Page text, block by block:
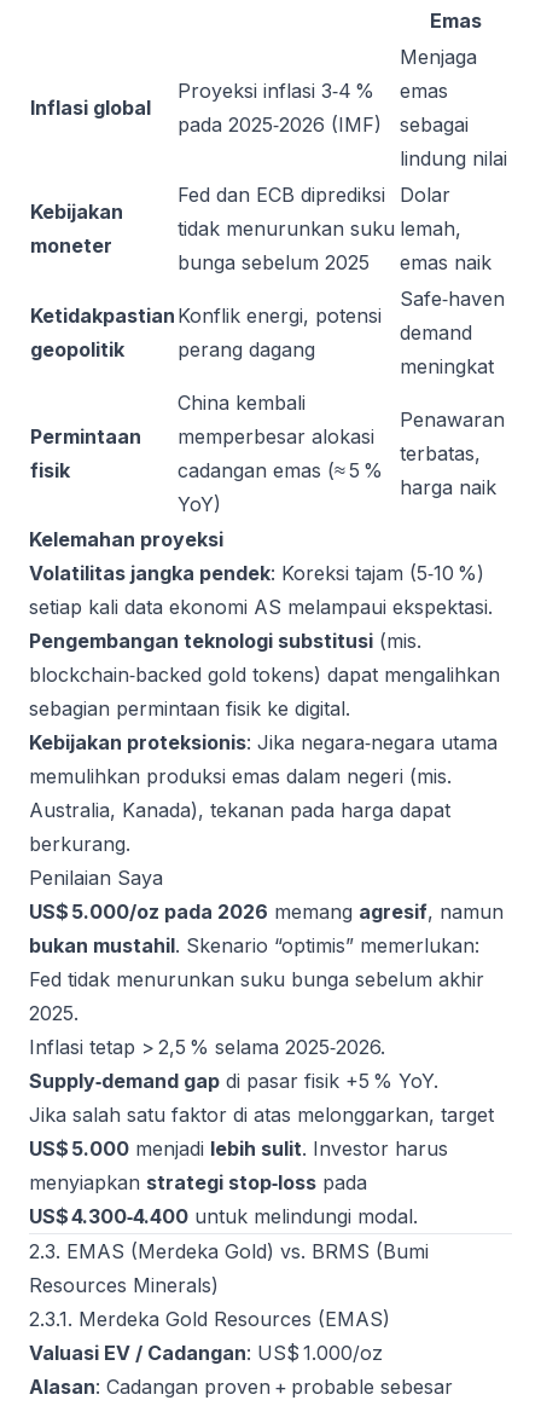
Emas
Inflasi global
Proyeksi inflasi 3‑4 %
pada 2025‑2026 (IMF)
Menjaga
emas
sebagai
lindung nilai
Kebijakan
moneter
Fed dan ECB diprediksi
tidak menurunkan suku
bunga sebelum 2025
Dolar
lemah,
emas naik
Ketidakpastian
geopolitik
Konflik energi, potensi
perang dagang
Safe‑haven
demand
meningkat
Permintaan
fisik
China kembali
memperbesar alokasi
cadangan emas (≈ 5 %
YoY)
Penawaran
terbatas,
harga naik
Kelemahan proyeksi
Volatilitas jangka pendek: Koreksi tajam (5‑10 %)
setiap kali data ekonomi AS melampaui ekspektasi.
Pengembangan teknologi substitusi (mis.
blockchain‑backed gold tokens) dapat mengalihkan
sebagian permintaan fisik ke digital.
Kebijakan proteksionis: Jika negara‑negara utama
memulihkan produksi emas dalam negeri (mis.
Australia, Kanada), tekanan pada harga dapat
berkurang.
Penilaian Saya
US$ 5.000/oz pada 2026 memang agresif, namun
bukan mustahil. Skenario “optimis” memerlukan:
Fed tidak menurunkan suku bunga sebelum akhir
2025.
Inflasi tetap > 2,5 % selama 2025‑2026.
Supply‑demand gap di pasar fisik +5 % YoY.
Jika salah satu faktor di atas melonggarkan, target
US$ 5.000 menjadi lebih sulit. Investor harus
menyiapkan strategi stop‑loss pada
US$ 4.300‑4.400 untuk melindungi modal.
2.3. EMAS (Merdeka Gold) vs. BRMS (Bumi
Resources Minerals)
2.3.1. Merdeka Gold Resources (EMAS)
Valuasi EV / Cadangan: US$ 1.000/oz
Alasan: Cadangan proven + probable sebesar